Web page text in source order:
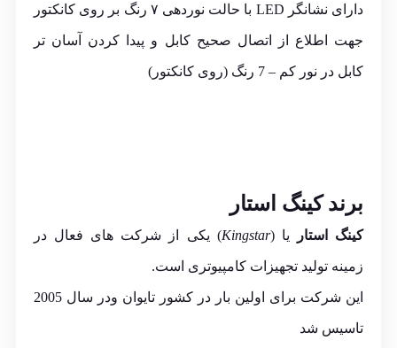
دارای نشانگر LED با حالت نوردهی ۷ رنگ بر روی کانکتور
جهت اطلاع از اتصال صحیح کابل و پیدا کردن آسان تر
کابل در نور کم – 7 رنگ (روی کانکتور)
برند کینگ استار
کینگ استار یا (Kingstar) یکی از شرکت های فعال در
زمینه تولید تجهیزات کامپیوتری است.
این شرکت برای اولین بار در کشور تایوان ودر سال 2005
تاسیس شد